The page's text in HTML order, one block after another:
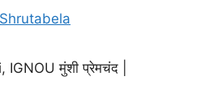
Shrutabela
मुंशी प्रेमचंद |